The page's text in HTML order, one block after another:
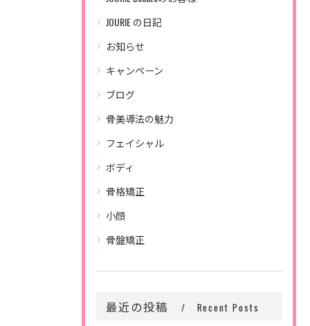
JOURIE の日記
お知らせ
キャンペーン
ブログ
骨美導法の魅力
フェイシャル
ボディ
骨格矯正
小顔
骨盤矯正
最近の投稿 Recent Posts